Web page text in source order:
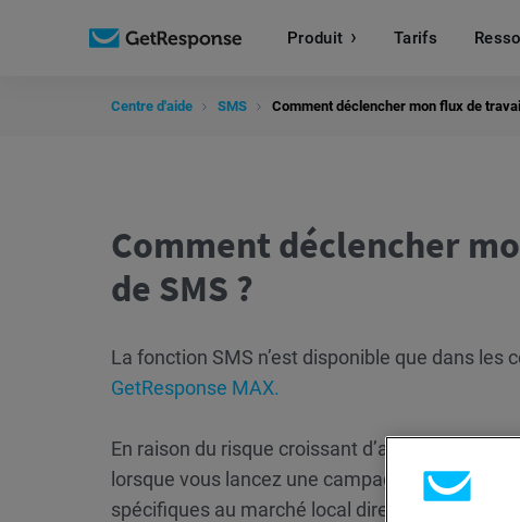
Produit Tarifs
Centre d'aide SMS Comment déclencher mon flux de
Comment déclencher
de SMS ?
La fonction SMS n’est disponible que dans les
GetResponse MAX.
En raison du risque croissant d’attaques par
lorsque vous lancez une campagne sur un
spécifiques au marché local directement sur le